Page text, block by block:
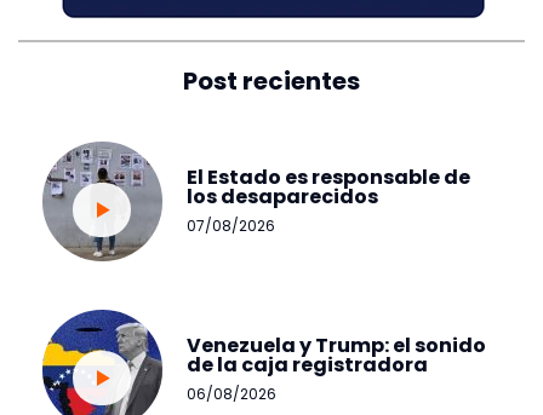
Post recientes
El Estado es responsable de
los desaparecidos
07/08/2026
Venezuela y Trump: el sonido
de la caja registradora
06/08/2026